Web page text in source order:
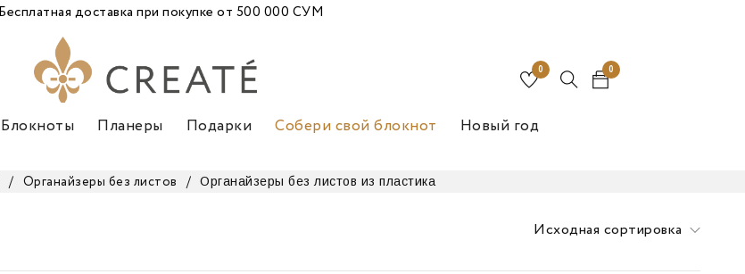
Бесплатная доставка при покупке от 500 000 СУМ
0
0
Блокноты Планеры Подарки Собери свой блокнот
Новый год
/ Органайзеры без листов / Органайзеры без листов из пластика
Исходная сортировка